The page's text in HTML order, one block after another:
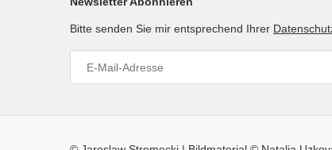
Bitte senden Sie mir entsprechend Ihrer